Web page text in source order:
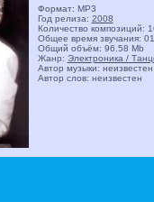
Формат: MP3
Год релиза: 2008
Количество композиций:
Общее время звучания:
Общий объём: 96.58 Mb
Жанр: Электроника /
Автор музыки: неизвестен
Автор слов: неизвестен